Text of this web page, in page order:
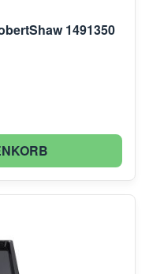
1491350